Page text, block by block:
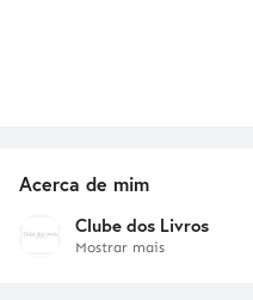
Acerca de mim
Clube dos Livros
Mostrar mais